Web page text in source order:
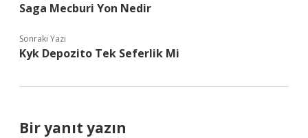
Saga Mecburi Yon Nedir
Sonraki Yazı
Kyk Depozito Tek Seferlik Mi
Bir yanıt yazın